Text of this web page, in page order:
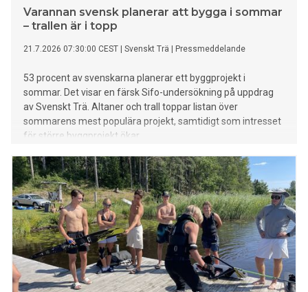
Varannan svensk planerar att bygga i sommar
– trallen är i topp
21.7.2026 07:30:00 CEST Svenskt Trä Pressmeddelande
53 procent av svenskarna planerar ett byggprojekt i
sommar. Det visar en färsk Sifo-undersökning på uppdrag
av Svenskt Trä. Altaner och trall toppar listan över
sommarens mest populära projekt, samtidigt som intresset
för större byggprojekt ökar.